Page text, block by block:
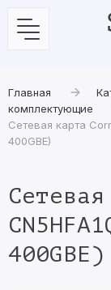
Главная
комплектующие
Сетевая карта
400GBE)
400GBE)